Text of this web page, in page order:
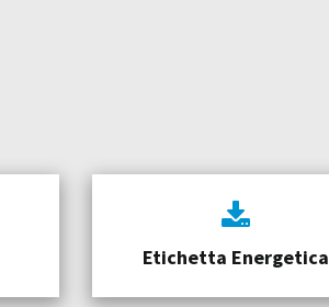
Etichetta Energetica